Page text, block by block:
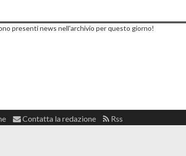
presenti news nell'archivio per questo giorno!
Contatta la redazione Rss